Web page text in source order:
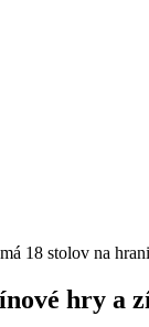
18 stolov na
hry a